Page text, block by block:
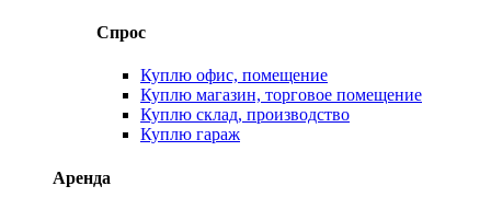
Спрос
Куплю офис, помещение
Куплю магазин, торговое помещение
Куплю склад, производство
Куплю гараж
Аренда